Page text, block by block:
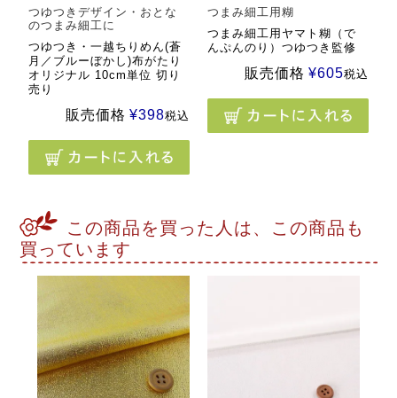
つゆつきデザイン・おとな
のつまみ細工に
つゆつき・一越ちりめん(蒼
月／ブルーぼかし)布がたり
オリジナル 10cm単位 切り
売り
販売価格 ¥398税込
つまみ細工用糊
つまみ細工用ヤマト糊（で
んぷんのり）つゆつき監修
販売価格 ¥605税込
この商品を買った人は、この商品も
買っています